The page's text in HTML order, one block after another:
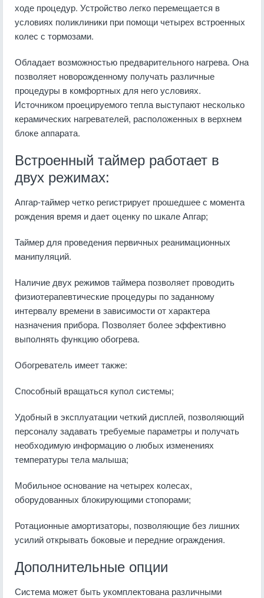
ходе процедур. Устройство легко перемещается в
условиях поликлиники при помощи четырех встроенных
колес с тормозами.
Обладает возможностью предварительного нагрева. Она
позволяет новорожденному получать различные
процедуры в комфортных для него условиях.
Источником проецируемого тепла выступают несколько
керамических нагревателей, расположенных в верхнем
блоке аппарата.
Встроенный таймер работает в
двух режимах:
Апгар-таймер четко регистрирует прошедшее с момента
рождения время и дает оценку по шкале Апгар;
Таймер для проведения первичных реанимационных
манипуляций.
Наличие двух режимов таймера позволяет проводить
физиотерапевтические процедуры по заданному
интервалу времени в зависимости от характера
назначения прибора. Позволяет более эффективно
выполнять функцию обогрева.
Обогреватель имеет также:
Способный вращаться купол системы;
Удобный в эксплуатации четкий дисплей, позволяющий
персоналу задавать требуемые параметры и получать
необходимую информацию о любых изменениях
температуры тела малыша;
Мобильное основание на четырех колесах,
оборудованных блокирующими стопорами;
Ротационные амортизаторы, позволяющие без лишних
усилий открывать боковые и передние ограждения.
Дополнительные опции
Система может быть укомплектована различными